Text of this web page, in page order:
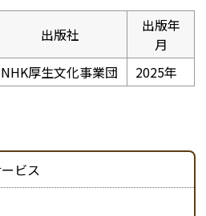
出版社
出版年
月
NHK厚生文化事業団 2025年
ビス